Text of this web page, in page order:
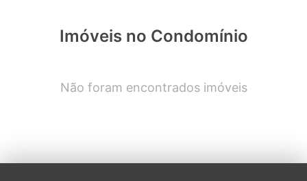
Imóveis no Condomínio
Não foram encontrados imóveis